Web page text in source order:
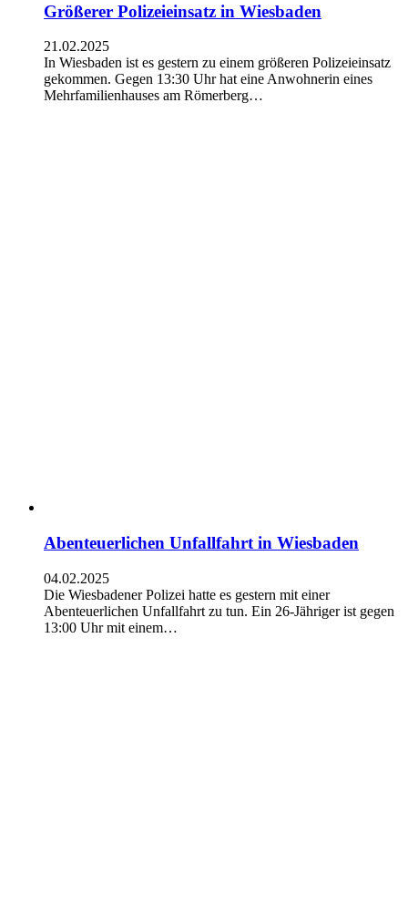
Größerer Polizeieinsatz in Wiesbaden
21.02.2025
In Wiesbaden ist es gestern zu einem größeren Polizeieinsatz
gekommen. Gegen 13:30 Uhr hat eine Anwohnerin eines
Mehrfamilienhauses am Römerberg…
Abenteuerlichen Unfallfahrt in Wiesbaden
04.02.2025
Die Wiesbadener Polizei hatte es gestern mit einer
Abenteuerlichen Unfallfahrt zu tun. Ein 26-Jähriger ist gegen
13:00 Uhr mit einem…